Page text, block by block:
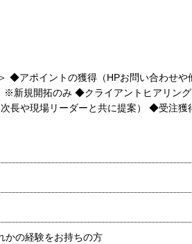
◆アポイントの獲得（HPお問い合わせや
※新規開拓のみ ◆クライアントヒアリン
長や現場リーダーと共に提案） ◆受注
かの経験をお持ちの方